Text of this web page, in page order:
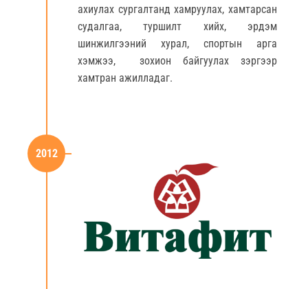
ахиулах сургалтанд хамруулах, хамтарсан
судалгаа, туршилт хийх, эрдэм
шинжилгээний хурал, спортын арга
хэмжээ, зохион байгуулах зэргээр
хамтран ажилладаг.
2012